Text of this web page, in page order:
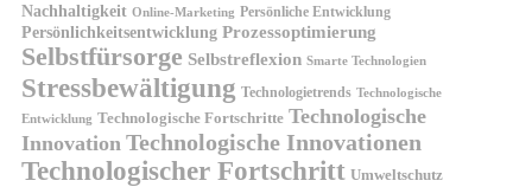
Nachhaltigkeit Online-Marketing Persönliche Entwicklung
Persönlichkeitsentwicklung Prozessoptimierung
Selbstfürsorge Selbstreflexion Smarte Technologien
Stressbewältigung Technologietrends Technologische
Entwicklung Technologische Fortschritte Technologische
Innovation Technologische Innovationen
Technologischer Fortschritt Umweltschutz